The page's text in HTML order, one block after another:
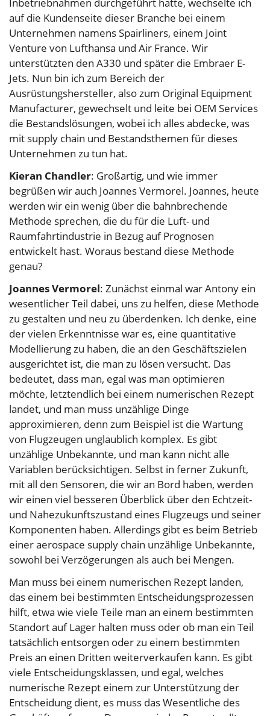
Inbetriebnahmen durchgeführt hatte, wechselte ich
auf die Kundenseite dieser Branche bei einem
Unternehmen namens Spairliners, einem Joint
Venture von Lufthansa und Air France. Wir
unterstützten den A330 und später die Embraer E-
Jets. Nun bin ich zum Bereich der
Ausrüstungshersteller, also zum Original Equipment
Manufacturer, gewechselt und leite bei OEM Services
die Bestandslösungen, wobei ich alles abdecke, was
mit supply chain und Bestandsthemen für dieses
Unternehmen zu tun hat.
Kieran Chandler: Großartig, und wie immer
begrüßen wir auch Joannes Vermorel. Joannes, heute
werden wir ein wenig über die bahnbrechende
Methode sprechen, die du für die Luft- und
Raumfahrtindustrie in Bezug auf Prognosen
entwickelt hast. Woraus bestand diese Methode
genau?
Joannes Vermorel: Zunächst einmal war Antony ein
wesentlicher Teil dabei, uns zu helfen, diese Methode
zu gestalten und neu zu überdenken. Ich denke, eine
der vielen Erkenntnisse war es, eine quantitative
Modellierung zu haben, die an den Geschäftszielen
ausgerichtet ist, die man zu lösen versucht. Das
bedeutet, dass man, egal was man optimieren
möchte, letztendlich bei einem numerischen Rezept
landet, und man muss unzählige Dinge
approximieren, denn zum Beispiel ist die Wartung
von Flugzeugen unglaublich komplex. Es gibt
unzählige Unbekannte, und man kann nicht alle
Variablen berücksichtigen. Selbst in ferner Zukunft,
mit all den Sensoren, die wir an Bord haben, werden
wir einen viel besseren Überblick über den Echtzeit-
und Nahezukunftszustand eines Flugzeugs und seiner
Komponenten haben. Allerdings gibt es beim Betrieb
einer aerospace supply chain unzählige Unbekannte,
sowohl bei Verzögerungen als auch bei Mengen.
Man muss bei einem numerischen Rezept landen,
das einem bei bestimmten Entscheidungsprozessen
hilft, etwa wie viele Teile man an einem bestimmten
Standort auf Lager halten muss oder ob man ein Teil
tatsächlich entsorgen oder zu einem bestimmten
Preis an einen Dritten weiterverkaufen kann. Es gibt
viele Entscheidungsklassen, und egal, welches
numerische Rezept einem zur Unterstützung der
Entscheidung dient, es muss das Wesentliche des